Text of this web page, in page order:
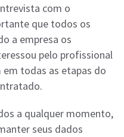
com o
que todos os
a empresa os
pelo profissional
em todas as etapas do
a qualquer momento,
seus dados